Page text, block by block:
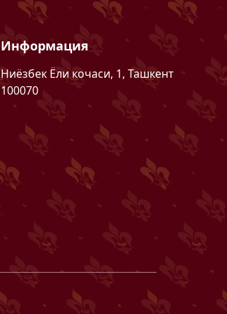
Информация
Ниёзбек Ёли кочаси, 1, Ташкент
100070